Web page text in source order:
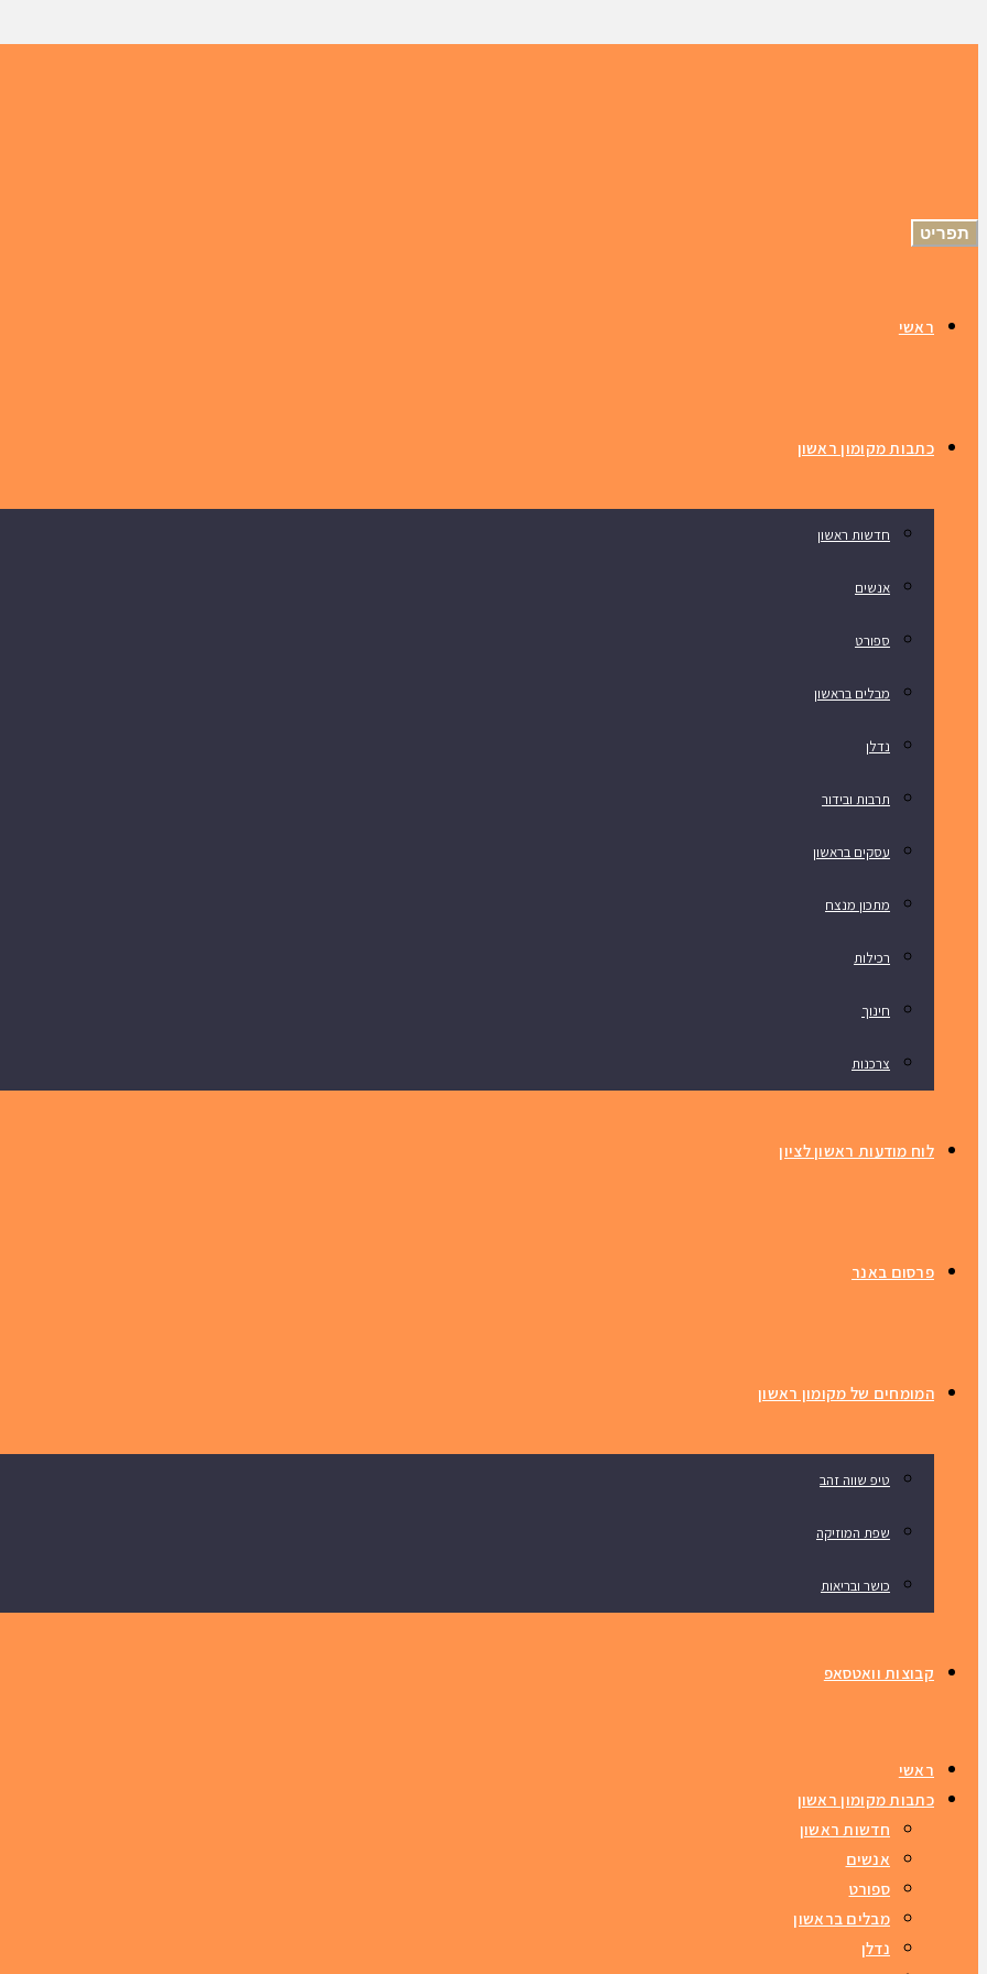
תפריט
ראשי
כתבות מקומון ראשון
חדשות ראשון
אנשים
ספורט
מבלים בראשון
נדלן
תרבות ובידור
עסקים בראשון
מתכון מנצח
רכילות
חינוך
צרכנות
לוח מודעות ראשון לציון
פרסום באנר
המומחים של מקומון ראשון
טיפ שווה זהב
שפת המוזיקה
כושר ובריאות
קבוצות וואטסאפ
ראשי
כתבות מקומון ראשון
חדשות ראשון
אנשים
ספורט
מבלים בראשון
נדלן